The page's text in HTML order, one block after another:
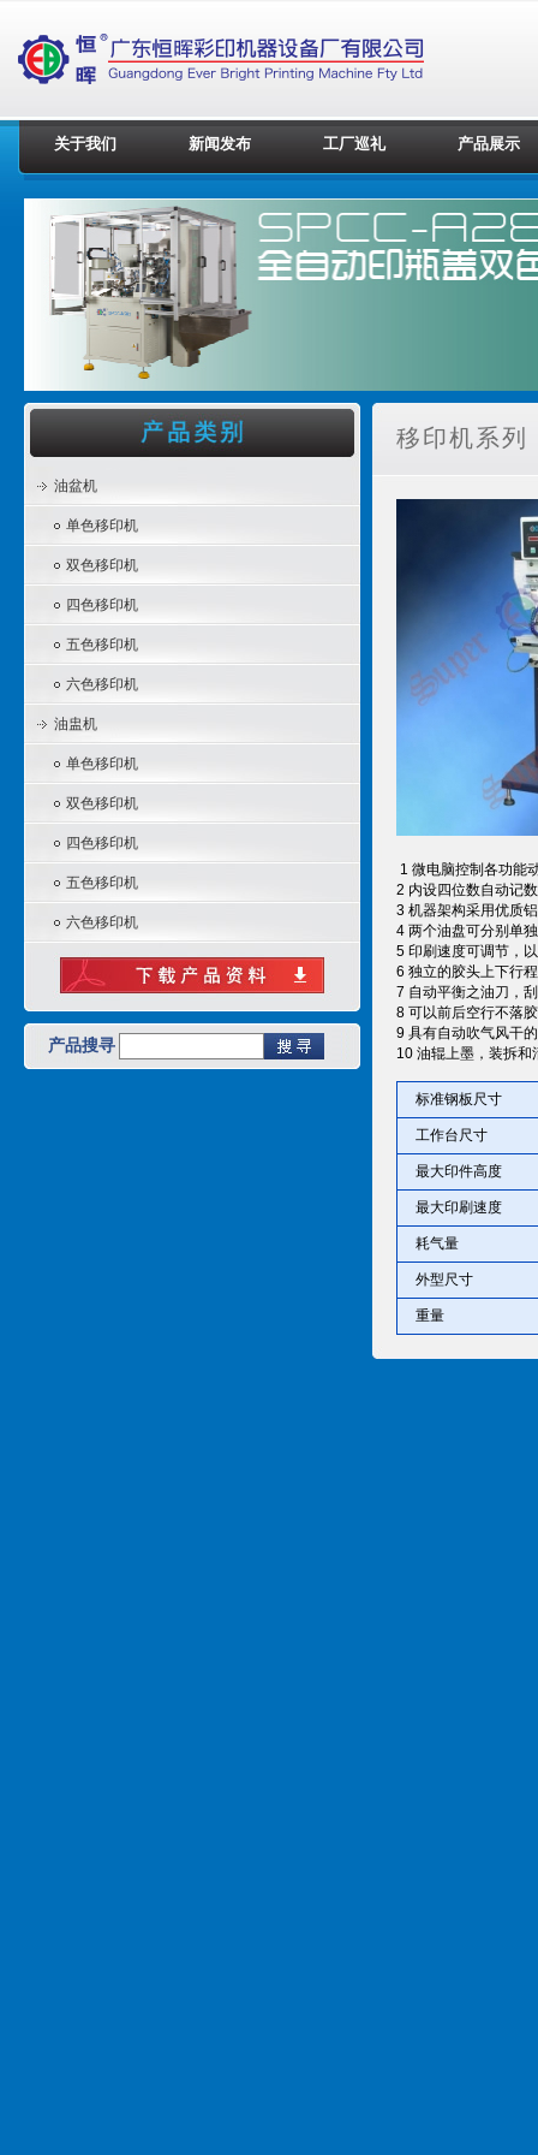
关于我们 新闻发布 工厂巡礼 产品展示
油盆机
单色移印机
双色移印机
四色移印机
五色移印机
六色移印机
油盅机
单色移印机
双色移印机
四色移印机
五色移印机
六色移印机
产品搜寻
移印机系
1 微电脑控制各功能
2 内设四位数自动记
3 机器架构采用优质
4 两个油盘可分别单
5 印刷速度可调节，
6 独立的胶头上下行
7 自动平衡之油刀，
8 可以前后空行不落
9 具有自动吹气风干
10 油辊上墨，装拆和
标准钢板尺寸
工作台尺寸
最大印件高度
最大印刷速度
耗气量
外型尺寸
重量